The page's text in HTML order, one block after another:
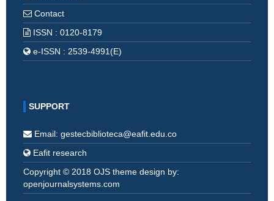
Contact
ISSN : 0120-8179
e-ISSN : 2539-4991(E)
SUPPORT
Email: gestecbiblioteca@eafit.edu.co
Eafit research
Copyright © 2018 OJS theme design by:
openjournalsystems.com